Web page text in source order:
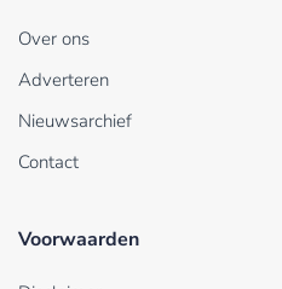
Over ons
Adverteren
Nieuwsarchief
Contact
Voorwaarden